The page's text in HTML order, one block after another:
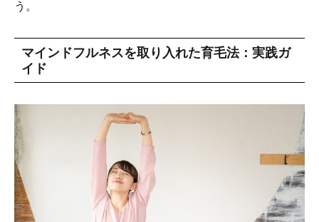
う。
マインドフルネスを取り入れた育毛法：実践ガ
イド